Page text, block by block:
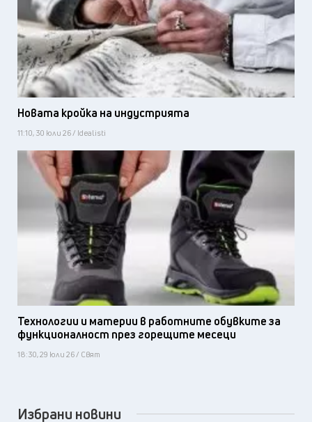
Новата кройка на индустрията
11:10, 30 юли 26 / Idealisti
Технологии и материи в работните обувките за
функционалност през горещите месеци
18:30, 29 юли 26 / Свят
Избрани новини